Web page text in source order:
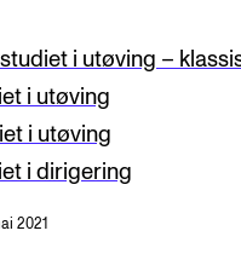
i utøving –
i utøving
i utøving
i dirigering
2021